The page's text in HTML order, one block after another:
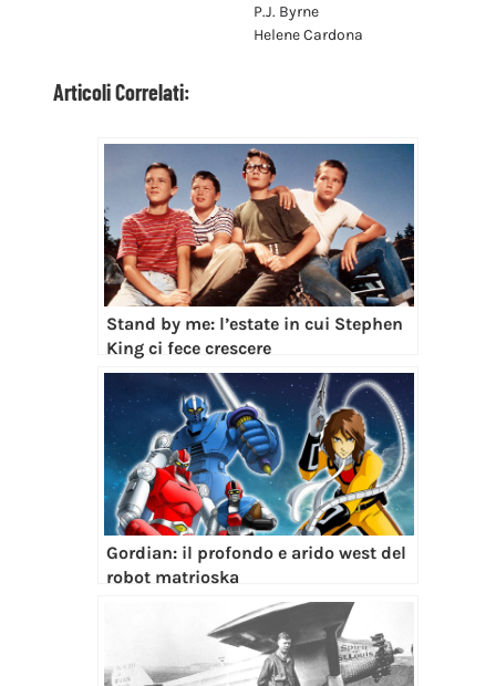
P.J. Byrne
Helene Cardona
Articoli Correlati:
Stand by me: l’estate in cui Stephen
King ci fece crescere
Gordian: il profondo e arido west del
robot matrioska